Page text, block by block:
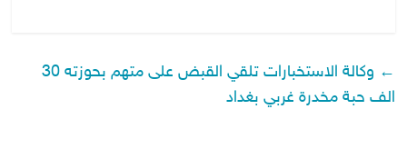
←
وكالة الاستخبارات تلقي القبض على متهم بحوزته 30
الف حبة مخدرة غربي بغداد